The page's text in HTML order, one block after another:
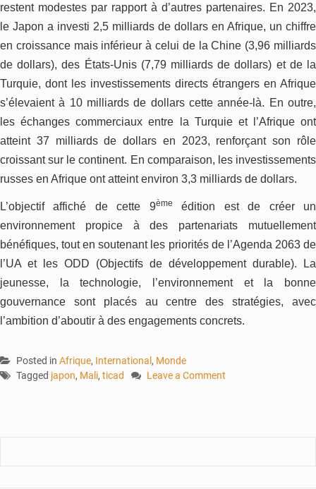
restent modestes par rapport à d’autres partenaires. En 2023,
le Japon a investi 2,5 milliards de dollars en Afrique, un chiffre
en croissance mais inférieur à celui de la Chine (3,96 milliards
de dollars), des États-Unis (7,79 milliards de dollars) et de la
Turquie, dont les investissements directs étrangers en Afrique
s’élevaient à 10 milliards de dollars cette année-là. En outre,
les échanges commerciaux entre la Turquie et l’Afrique ont
atteint 37 milliards de dollars en 2023, renforçant son rôle
croissant sur le continent. En comparaison, les investissements
russes en Afrique ont atteint environ 3,3 milliards de dollars.
L’objectif affiché de cette 9ème
édition est de créer un
environnement propice à des partenariats mutuellement
bénéfiques, tout en soutenant les priorités de l’Agenda 2063 de
l’UA et les ODD (Objectifs de développement durable). La
jeunesse, la technologie, l’environnement et la bonne
gouvernance sont placés au centre des stratégies, avec
l’ambition d’aboutir à des engagements concrets.
Posted in Afrique, International , Monde
Tagged japon, Mali, ticad
Leave a Comment